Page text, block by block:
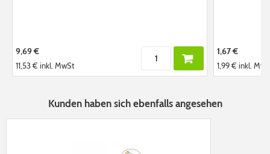
9,69 €
11,53 € inkl. MwSt
1,67 €
1,99 €inkl.
Kunden haben sich ebenfalls angesehen